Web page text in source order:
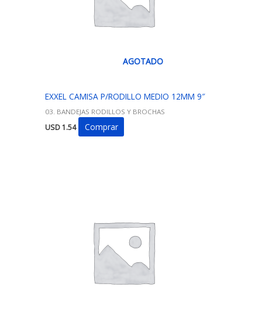
AGOTADO
EXXEL CAMISA P/RODILLO MEDIO 12MM 9″
03. BANDEJAS RODILLOS Y BROCHAS
USD1.54 Comprar